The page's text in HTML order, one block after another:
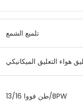
تلميع الشمع
هواء التعليق الميكانيكي
13/16 طن فووا/BPW